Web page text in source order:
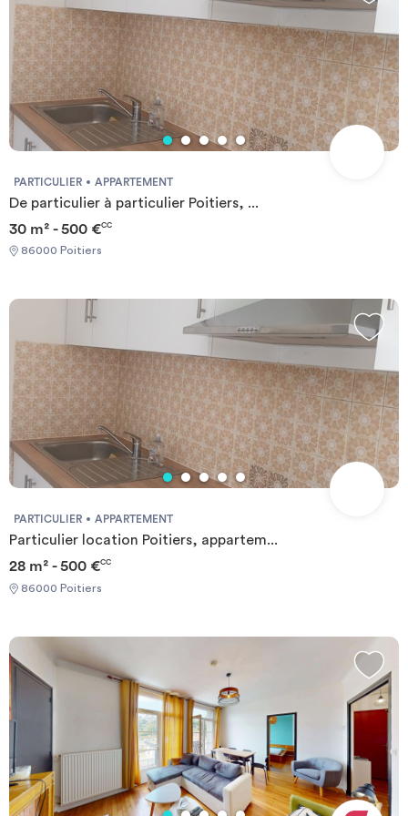
PARTICULIER APPARTEMENT
De particulier à particulier Poitiers, ...
30 m² - 500 €CC
86000 Poitiers
PARTICULIER APPARTEMENT
Particulier location Poitiers, appartem...
28 m² - 500 €CC
86000 Poitiers